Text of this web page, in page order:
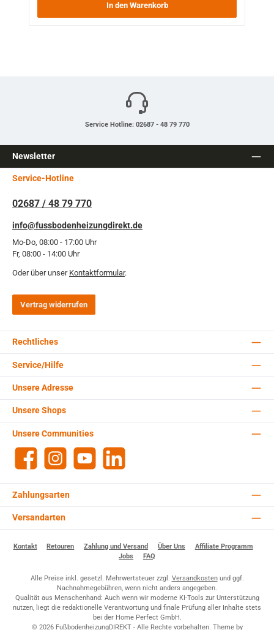
In den Warenkorb
Service Hotline: 02687 - 48 79 770
Newsletter
Service-Hotline
02687 / 48 79 770
info@fussbodenheizungdirekt.de
Mo-Do, 08:00 - 17:00 Uhr
Fr, 08:00 - 14:00 Uhr
Oder über unser Kontaktformular.
Vertrag widerrufen
Rechtliches
Service/Hilfe
Zahlungsarten
Versandarten
Unsere Adresse
Unsere Communities
Facebook Instagram YouTube
Unsere Shops
Kontakt Retouren Zahlung und Versand Über Uns
Affiliate Programm
Jobs
FAQ
Alle Preise inkl. gesetzl. Mehrwertsteuer zzgl. Versandkostenund ggf.
Nachnahmegebühren, wenn nicht anders angegeben.
Qualität aus Menschenhand: Auch wenn wir moderne KI-Tools zur Unterstützung
nutzen, liegt die redaktionelle Verantwortung und finale Prüfung aller Inhalte stets
bei der Home Perfect GmbH.
© 2026 FußbodenheizungDIREKT - Alle Rechte vorbehalten. Theme by